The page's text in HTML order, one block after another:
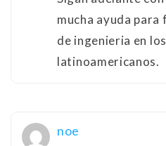
mucha ayuda
de ingenieria en
latinoamericanos.
noe